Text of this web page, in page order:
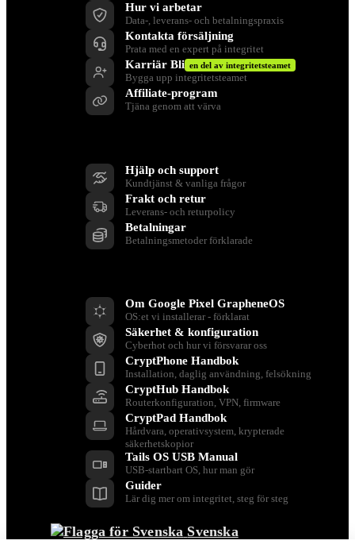
Hur vi arbetar
Data-, leverans- och betalningspraxis
Kontakta försäljning
Prata med en expert på integritet
Karriär Bli en del av integritetsteamet
Bygga upp integritetsteamet
Affiliate-program
Tjäna genom att värva
Hjälp och support
Kundtjänst & vanliga frågor
Frakt och retur
Leverans- och returpolicy
Betalningar
Betalningsmetoder förklarade
Om Google Pixel GrapheneOS
OS:et vi installerar - förklarat
Säkerhet & konfiguration
Cyberhot och hur vi försvarar oss
CryptPhone Handbok
Installation, daglig användning, felsökning
CryptHub Handbok
Routerkonfiguration, VPN, firmware
CryptPad Handbok
Hårdvara, operativsystem, krypterade
säkerhetskopior
Tails OS USB Manual
USB-startbart OS, hur man gör
Guider
Lär dig mer om integritet, steg för steg
Svenska